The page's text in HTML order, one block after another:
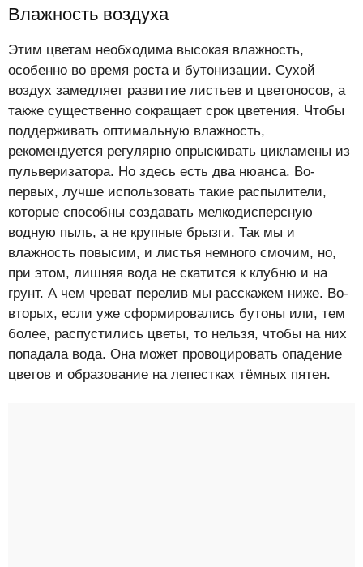
Влажность воздуха
Этим цветам необходима высокая влажность,
особенно во время роста и бутонизации. Сухой
воздух замедляет развитие листьев и цветоносов, а
также существенно сокращает срок цветения. Чтобы
поддерживать оптимальную влажность,
рекомендуется регулярно опрыскивать цикламены из
пульверизатора. Но здесь есть два нюанса. Во-
первых, лучше использовать такие распылители,
которые способны создавать мелкодисперсную
водную пыль, а не крупные брызги. Так мы и
влажность повысим, и листья немного смочим, но,
при этом, лишняя вода не скатится к клубню и на
грунт. А чем чреват перелив мы расскажем ниже. Во-
вторых, если уже сформировались бутоны или, тем
более, распустились цветы, то нельзя, чтобы на них
попадала вода. Она может провоцировать опадение
цветов и образование на лепестках тёмных пятен.